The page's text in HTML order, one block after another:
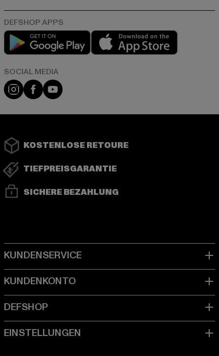
Play market
Instagram
FacebookYouTube
KOSTENLOSE RETOURE
TIEFPREISGARANTIE
SICHERE BEZAHLUNG